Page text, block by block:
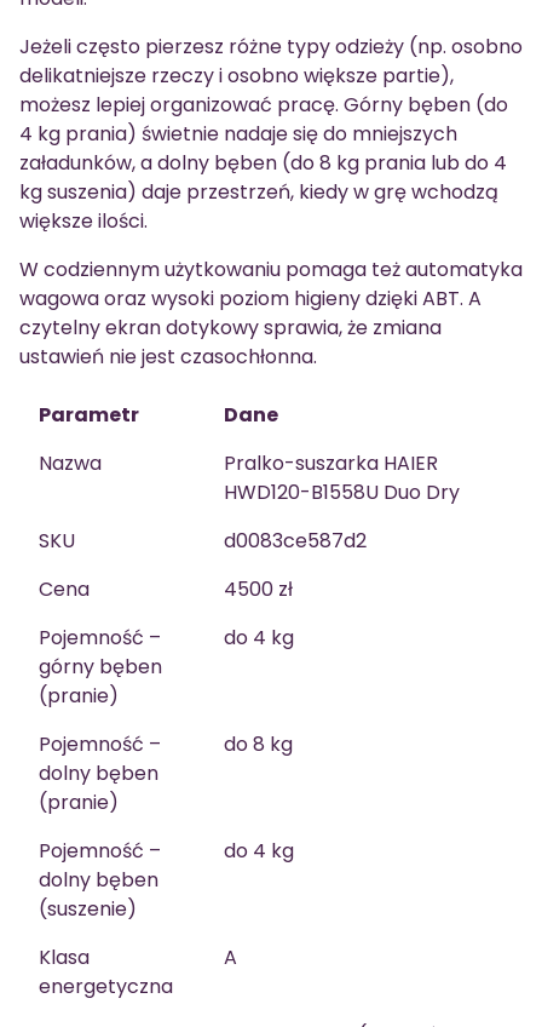
Jeżeli często pierzesz różne typy odzieży (np. osobno
delikatniejsze rzeczy i osobno większe partie),
możesz lepiej organizować pracę. Górny bęben (do
4 kg prania) świetnie nadaje się do mniejszych
załadunków, a dolny bęben (do 8 kg prania lub do 4
kg suszenia) daje przestrzeń, kiedy w grę wchodzą
większe ilości.
W codziennym użytkowaniu pomaga też automatyka
wagowa oraz wysoki poziom higieny dzięki ABT. A
czytelny ekran dotykowy sprawia, że zmiana
ustawień nie jest czasochłonna.
Parametr
Dane
Nazwa
Pralko-suszarka HAIER
HWD120-B1558U Duo Dry
SKU
d0083ce587d2
Cena
4500 zł
Pojemność –
górny bęben
(pranie)
do 4 kg
Pojemność –
dolny bęben
(pranie)
do 8 kg
Pojemność –
dolny bęben
(suszenie)
do 4 kg
Klasa
energetyczna
A